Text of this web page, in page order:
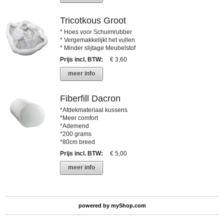
Tricotkous Groot
* Hoes voor Schuimrubber
* Vergemakkelijkt het vullen
* Minder slijtage Meubelstof
Prijs incl. BTW:
€ 3,60
meer info
Fiberfill Dacron
*Afdekmateriaal kussens
*Meer comfort
*Ademend
*200 grams
*80cm breed
Prijs incl. BTW:
€ 5,00
meer info
powered by myShop.com